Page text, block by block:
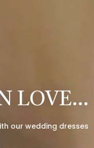
LOVE…
our wedding dresses